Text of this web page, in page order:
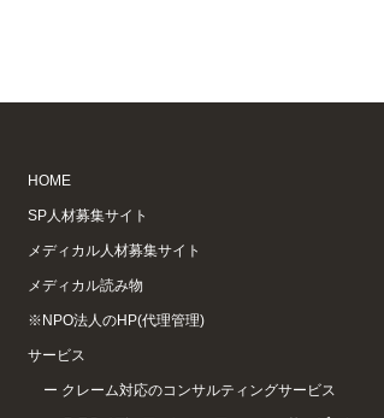
HOME
SP人材募集サイト
メディカル人材募集サイト
メディカル読み物
※NPO法人のHP(代理管理)
サービス
クレーム対応のコンサルティングサービス